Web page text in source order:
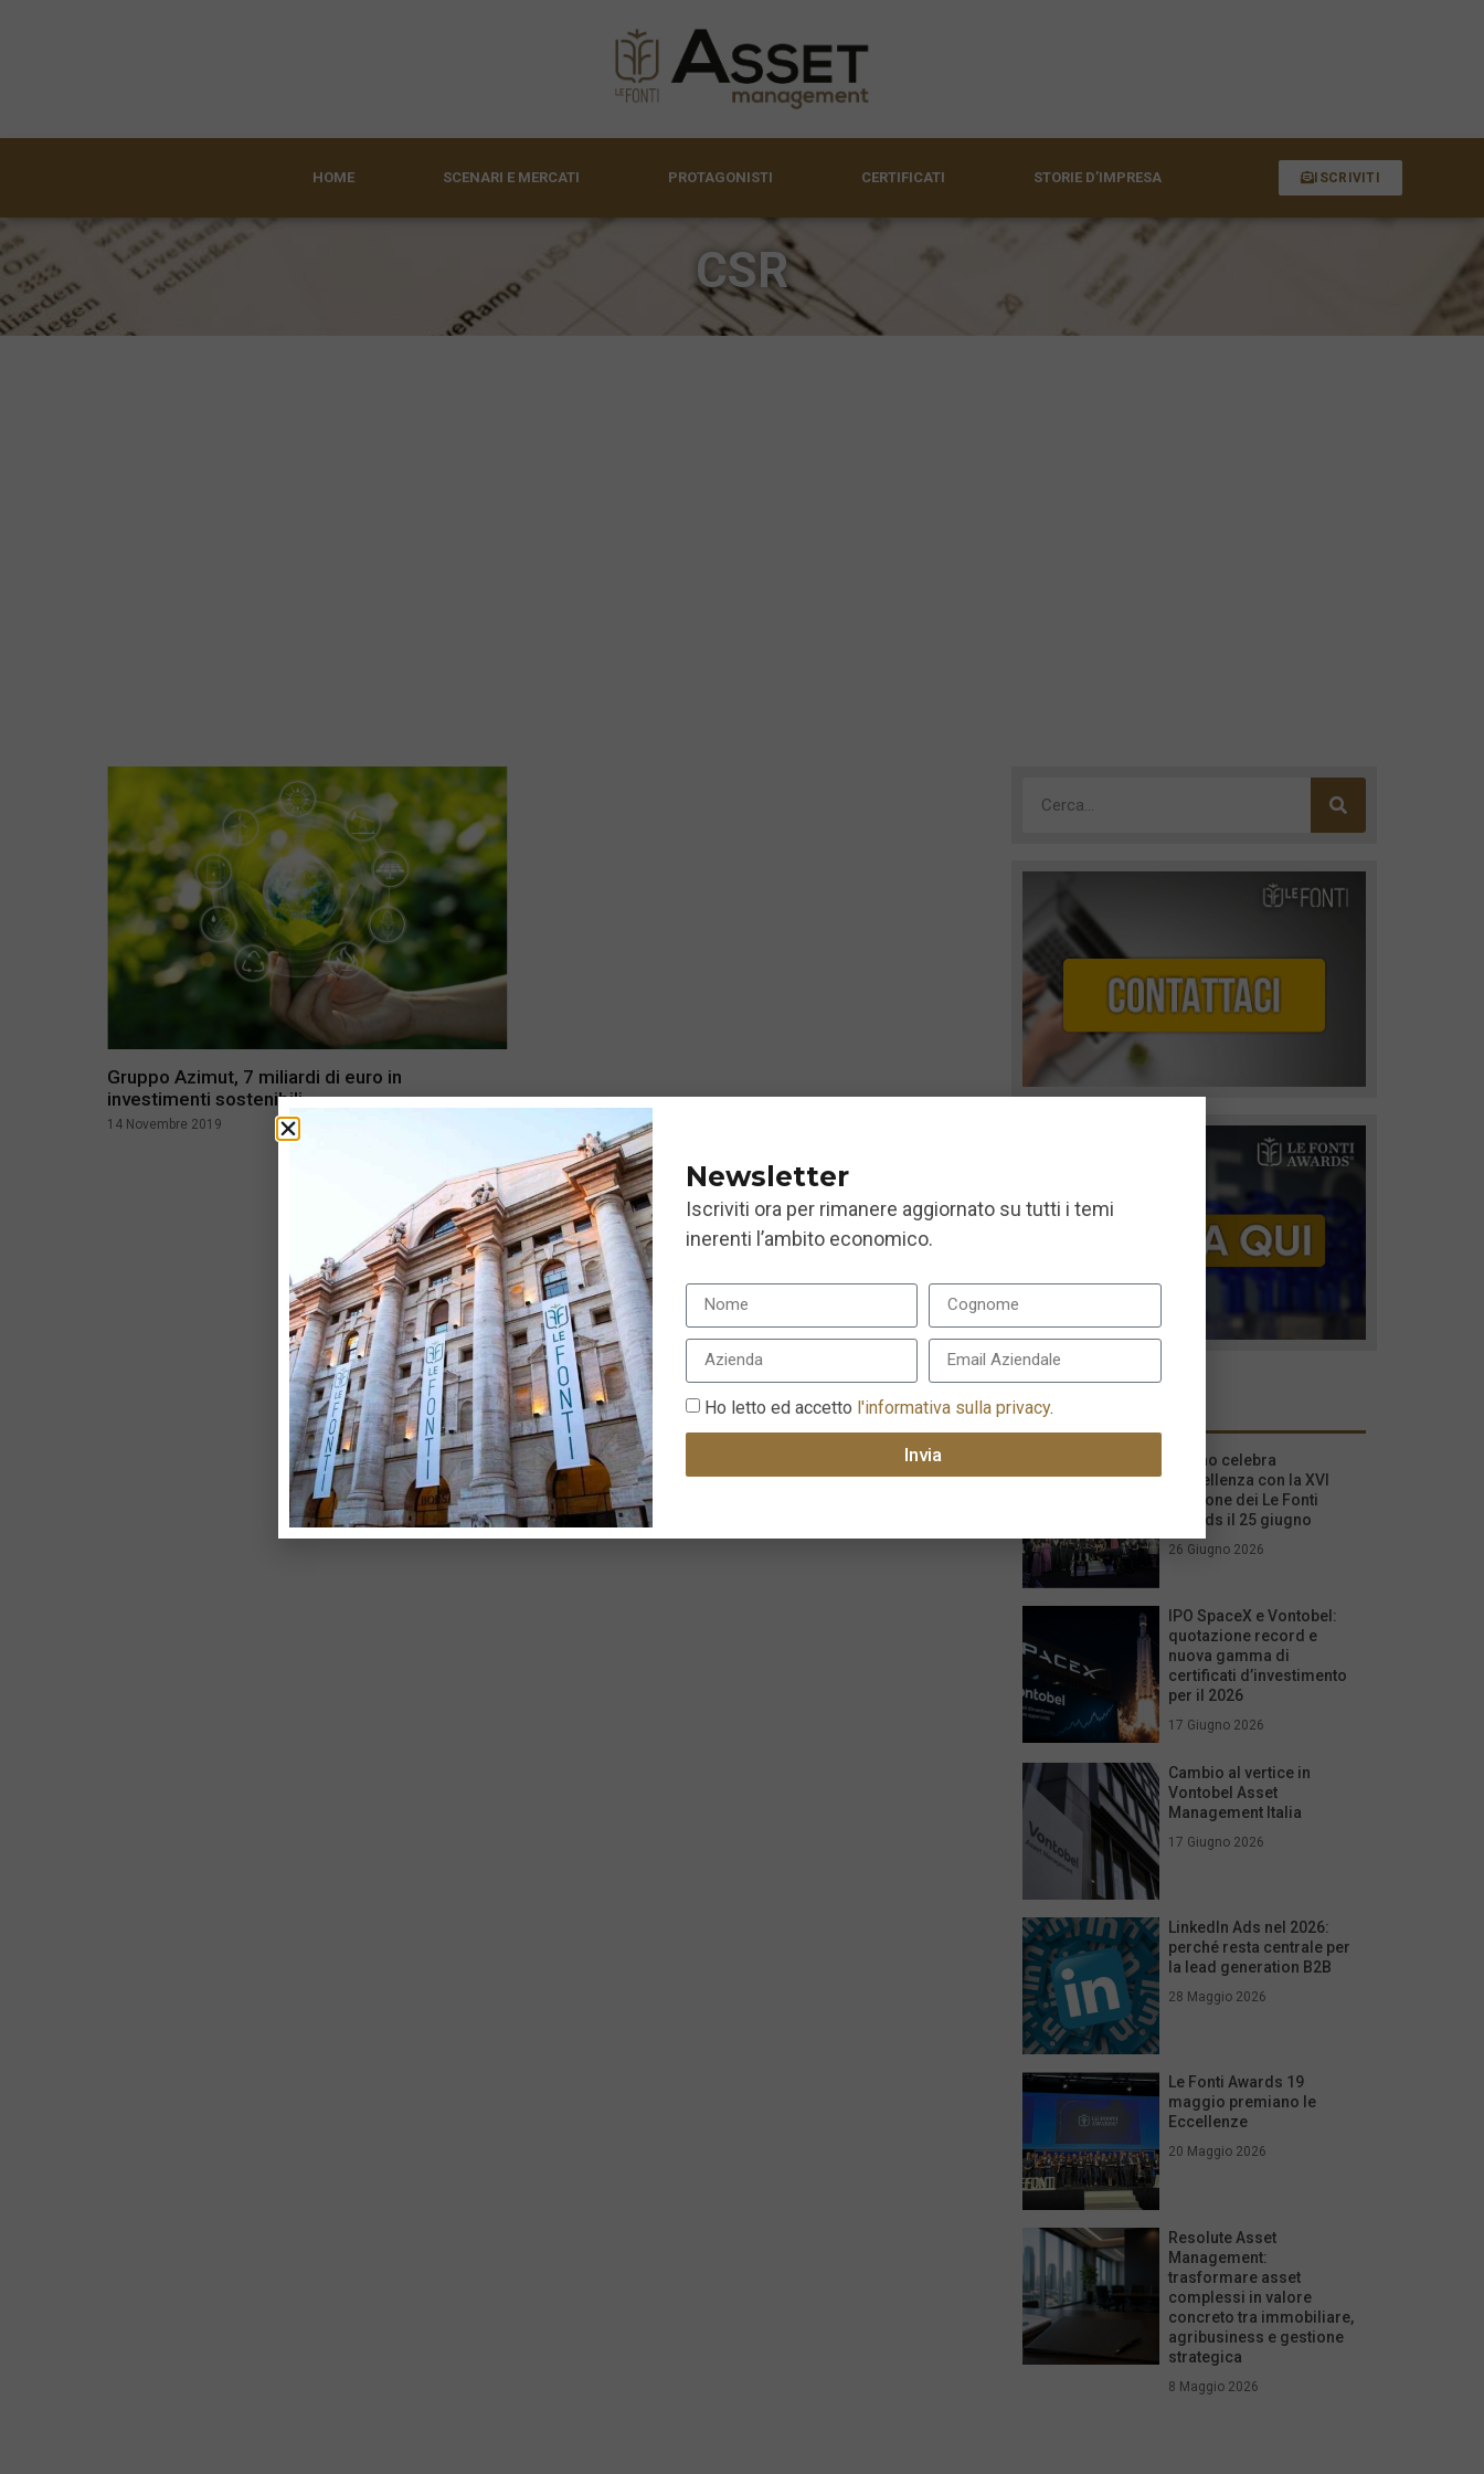
HOME SCENARI E MERCATI PROTAGONISTI CERTIFICATI STORIE D’IMPRESA ISCRIVITI
CSR
Gruppo Azimut, 7 miliardi di euro in
investimenti sostenibili
14 Novembre 2019
I più recenti
Milano celebra
l’eccellenza con la XVI
edizione dei Le Fonti
Awards il 25 giugno
26 Giugno 2026
IPO SpaceX e Vontobel:
quotazione record e
nuova gamma di
certificati d’investimento
per il 2026
17 Giugno 2026
Cambio al vertice in
Vontobel Asset
Management Italia
17 Giugno 2026
LinkedIn Ads nel 2026:
perché resta centrale per
la lead generation B2B
28 Maggio 2026
Le Fonti Awards 19
maggio premiano le
Eccellenze
20 Maggio 2026
Resolute Asset
Management:
trasformare asset
complessi in valore
concreto tra immobiliare,
agribusiness e gestione
strategica
8 Maggio 2026
Newsletter
Iscriviti ora per rimanere aggiornato su tutti i temi
inerenti l’ambito economico.
Ho letto ed accetto l'informativa sulla privacy.
Invia